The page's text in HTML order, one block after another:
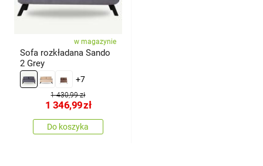
w magazynie
Sofa rozkładana Sando
2 Grey
+7
1 430,99 zł
1 346,99zł
Do koszyka